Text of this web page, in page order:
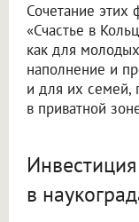
Сочетание этих
«Счастье в
как для
наполнение и
и для их семей,
в приватной
в